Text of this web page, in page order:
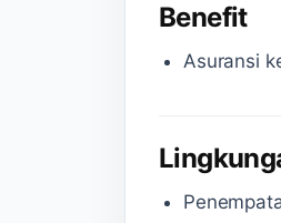
Benefit
Asuransi